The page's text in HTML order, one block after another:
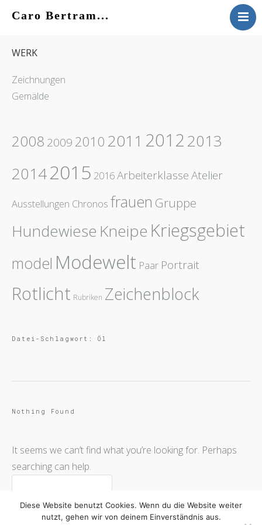
Caro Bertram...
KONTAKT
WERK
Zeichnungen
Gemälde
2008 2009 2010 2011 20122013
20142015 2016ArbeiterklasseAtelier
Ausstellungen Chronos frauen Gruppe
Hundewiese Kneipe Kriegsgebiet
model Modewelt Paar Portrait
Rotlicht Rubriken Zeichenblock
Datei-Schlagwort: Öl
Nothing Found
It seems we can’t find what you’re looking for. Perhaps
searching can help.
Diese Website benutzt Cookies. Wenn du die Website weiter
nutzt, gehen wir von deinem Einverständnis aus.